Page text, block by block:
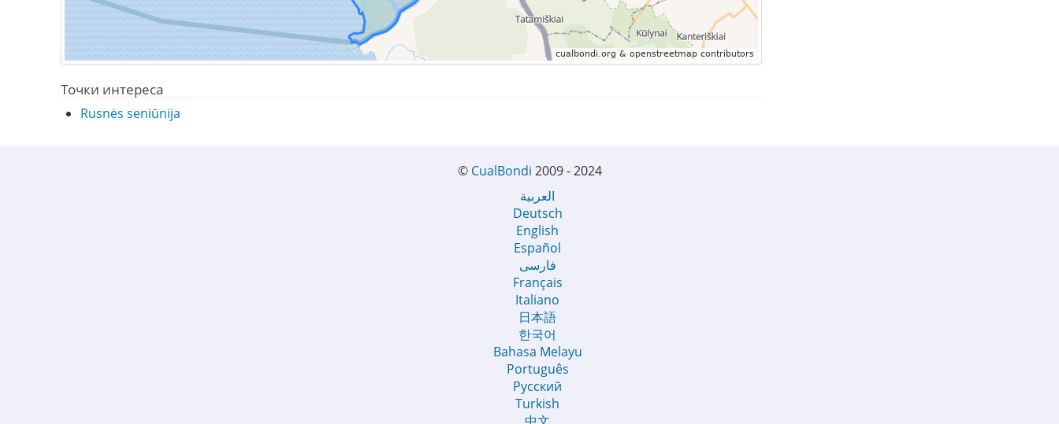
Точки интереса
Rusnės seniūnija
© CualBondi 2009 - 2024
العربية
Deutsch
English
Español
فارسی
Français
Italiano
日本語
한국어
Bahasa Melayu
Português
Русский
Turkish